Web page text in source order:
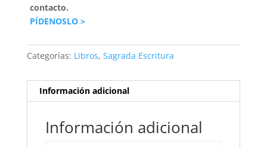
contacto.
PÍDENOSLO >
Categorías: Libros, Sagrada Escritura
Información adicional
Información adicional